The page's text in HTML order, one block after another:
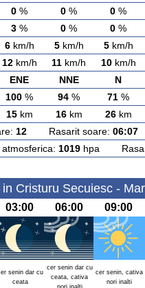
0 % 0 % 0 %
3 % 0 % 0 %
6km/h 5km/h 5km/h
12km/h 11 km/h 10km/h
ENE NNE N
100 % 94 % 71 %
15km 16km 26km
12Rasarit soare: 06:07
1019hpa
Cristuru Secuiesc -
03:00 06:00 09:00
senin dar cu
ceata
cer senin dar cu
ceata, cativa
nori inalti
cer senin, cativa
nori inalti